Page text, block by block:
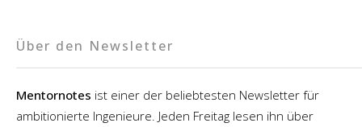
Über den Newsletter
Mentornotes ist einer der beliebtesten Newsletter für
ambitionierte Ingenieure. Jeden Freitag lesen ihn über